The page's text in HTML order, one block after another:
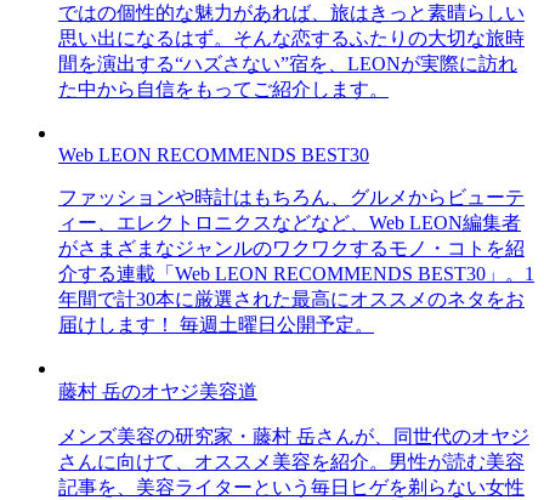
ではの個性的な魅力があれば、旅はきっと素晴らしい
思い出になるはず。そんな恋するふたりの大切な旅時
間を演出する“ハズさない”宿を、LEONが実際に訪れ
た中から自信をもってご紹介します。
Web LEON RECOMMENDS BEST30
ファッションや時計はもちろん、グルメからビューテ
ィー、エレクトロニクスなどなど、Web LEON編集者
がさまざまなジャンルのワクワクするモノ・コトを紹
介する連載「Web LEON RECOMMENDS BEST30」。1
年間で計30本に厳選された最高にオススメのネタをお
届けします！ 毎週土曜日公開予定。
藤村 岳のオヤジ美容道
メンズ美容の研究家・藤村 岳さんが、同世代のオヤジ
さんに向けて、オススメ美容を紹介。男性が読む美容
記事を、美容ライターという毎日ヒゲを剃らない女性